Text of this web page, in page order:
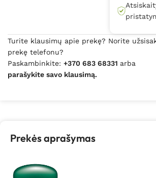
Turite klausimų apie prekę? Norite
prekę telefonu?
Paskambinkite: +370 683 68331 arba
parašykite savo klausimą.
Prekės aprašymas